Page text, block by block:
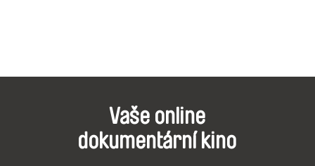
Vaše online
dokumentární kino